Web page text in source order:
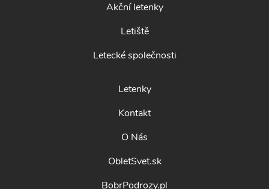
Akční letenky
Letiště
Letecké společnosti
Letenky
Kontakt
O Nás
ObletSvet.sk
BobrPodrozy.pl